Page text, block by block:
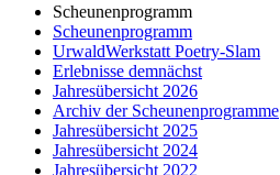
Scheunenprogramm
Scheunenprogramm
UrwaldWerkstatt Poetry-Slam
Erlebnisse demnächst
Jahresübersicht 2026
Archiv der Scheunenprogramme
Jahresübersicht 2025
Jahresübersicht 2024
Jahresübersicht 2022